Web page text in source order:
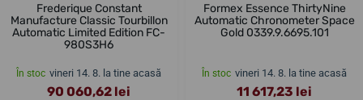
Frederique Constant
Manufacture Classic Tourbillon
Automatic Limited Edition FC-
980S3H6
În stoc vineri 14. 8. la tine acasă
90 060,62 lei
Formex Essence ThirtyNine
Automatic Chronometer Space
Gold 0339.9.6695.101
În stoc vineri 14. 8. la tine acasă
11 617,23 lei